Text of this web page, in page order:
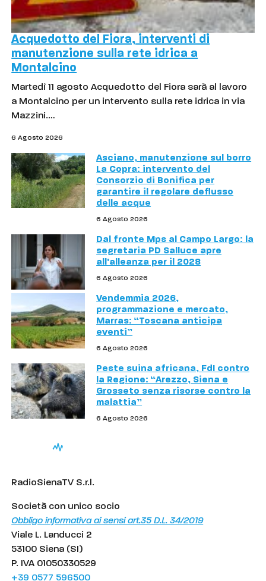
Acquedotto del Fiora, interventi di
manutenzione sulla rete idrica a
Montalcino
Martedì 11 agosto Acquedotto del Fiora sarà al lavoro
a Montalcino per un intervento sulla rete idrica in via
Mazzini.…
6 Agosto 2026
Asciano, manutenzione sul borro
La Copra: intervento del
Consorzio di Bonifica per
garantire il regolare deflusso
delle acque
6 Agosto 2026
Dal fronte Mps al Campo Largo: la
segretaria PD Salluce apre
all'alleanza per il 2028
6 Agosto 2026
Vendemmia 2026,
programmazione e mercato,
Marras: “Toscana anticipa
eventi”
6 Agosto 2026
Peste suina africana, FdI contro
la Regione: “Arezzo, Siena e
Grosseto senza risorse contro la
malattia”
6 Agosto 2026
RadioSienaTV S.r.l.
Società con unico socio
Obbligo informativa ai sensi art.35 D.L. 34/2019
Viale L. Landucci 2
53100 Siena (SI)
P. IVA 01050330529
+39 0577 596500